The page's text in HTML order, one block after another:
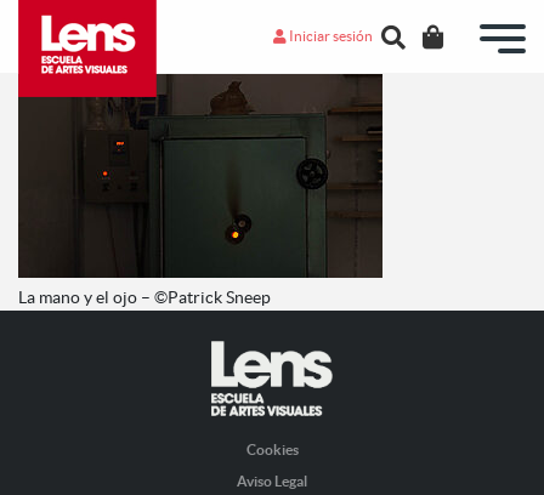
Iniciar sesión
La mano y el ojo – ©Patrick Sneep
Cookies
Aviso Legal